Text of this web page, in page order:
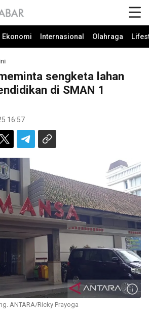
Ekonomi Internasional Olahraga
sengketa lahan
di SMAN 1
16:57
ANTARA/Ricky Prayoga